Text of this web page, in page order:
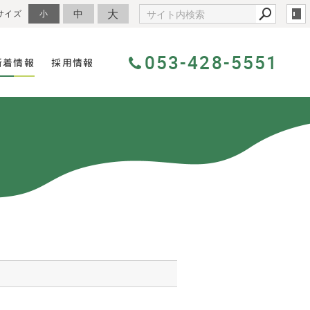
イズ 小 中 大
着情報 採用情報 053-428-5551